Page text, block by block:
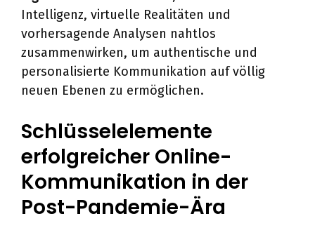
Intelligenz, virtuelle Realitäten und
vorhersagende Analysen nahtlos
zusammenwirken, um authentische und
personalisierte Kommunikation auf völlig
neuen Ebenen zu ermöglichen.
Schlüsselelemente
erfolgreicher Online-
Kommunikation in der
Post-Pandemie-Ära